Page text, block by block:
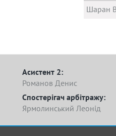
Шаран
Асистент 2:
Романов Денис
Спостерігач арбітражу:
Ярмолинський Леонід